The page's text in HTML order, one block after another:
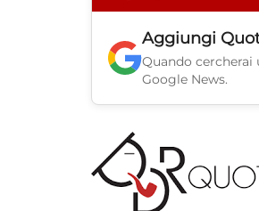
Aggiungi
Quando
Google News.